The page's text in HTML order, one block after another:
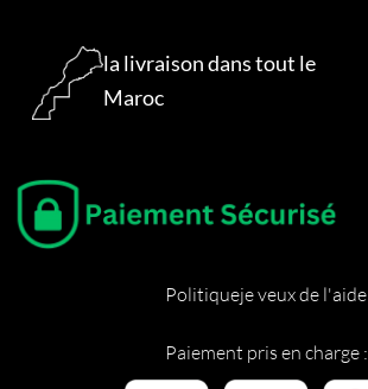
la livraison dans tout le
Maroc
Paiement pris en charge :
Politiqueje veux de l'aide